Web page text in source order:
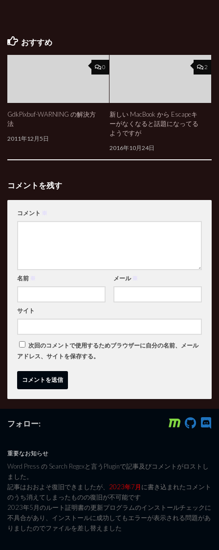
おすすめ
0
GdkPixbuf-WARNING の解決方
法
2011年12月5日
2
新しい MacBook から Escapeキ
ーがなくなると話題になってる
ようですが
2016年10月24日
コメントを残す
コメント ※
名前 ※ メール ※
サイト
次回のコメントで使用するためブラウザーに自分の名前、メール
アドレス、サイトを保存する。
フォロー:
重要なお知らせ
Word Press の Search Regexと言うPluginで記事及びコメントがロストし
ました。
記事はおおよそ復旧できましたが、 2023年7月に書き込まれたコメント
のうち消えてしまったものの復旧が不可能です
2023年5月のルート証明書の更新プログラムのインストールチェックに
不具合があり、インストールに成功してもエラーが表示される問題があ
りましたのでファイルを差し替えました